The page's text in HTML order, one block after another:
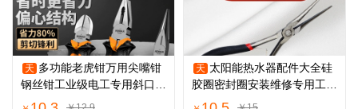
天 多功能老虎钳万用尖嘴钳
钢丝钳工业级电工专用斜口钳
五金工具钳子
天 太阳能热水器配件大全硅
胶圈密封圈安装维修专用工具
加长尖嘴钳子